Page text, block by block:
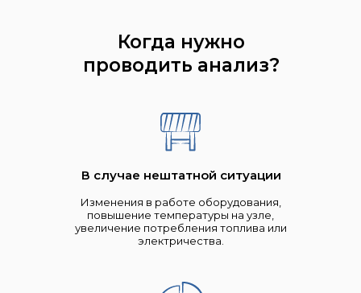
Когда нужно
проводить анализ?
Изменения в работе оборудования,
повышение температуры на узле,
увеличение потребления топлива или
электричества.
В случае нештатной ситуации